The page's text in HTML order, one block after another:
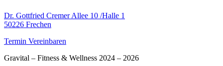
Dr. Gottfried Cremer Allee 10 /Halle 1
50226 Frechen
Termin Vereinbaren
Gravital – Fitness & Wellness 2024 – 2026